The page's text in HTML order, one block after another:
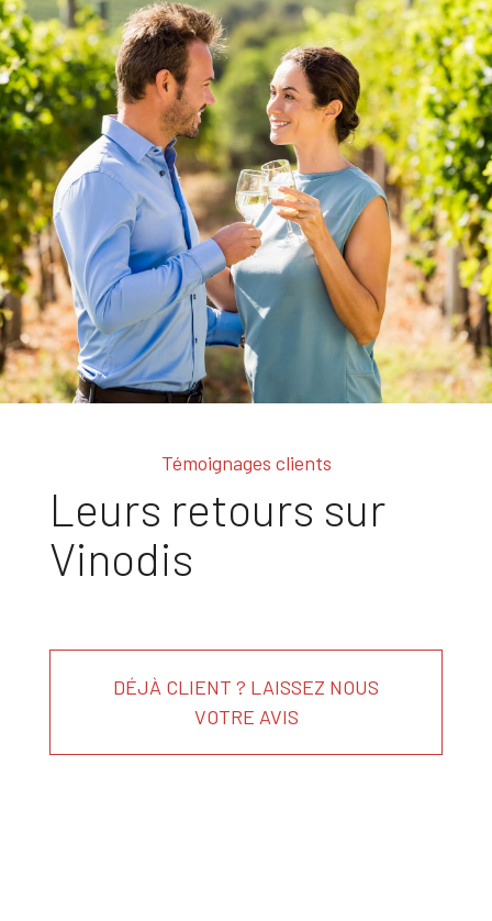
Témoignages clients
Leurs retours sur
Vinodis
DÉJÀ CLIENT ? LAISSEZ NOUS
VOTRE AVIS